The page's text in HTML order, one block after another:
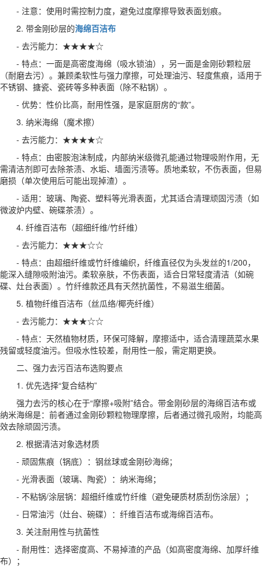
- 注意：使用时需控制力度，避免过度摩擦导致表面划痕。
2. 带金刚砂层的海绵百洁布
- 去污能力：★★★★☆
- 特点：一面是高密度海绵（吸水锁油），另一面是金刚砂颗粒层
（耐磨去污）。兼顾柔软性与强力摩擦，可处理油污、轻度焦痕，适用于
不锈钢、搪瓷、瓷砖等多种表面（除不粘锅）。
- 优势：性价比高，耐用性强，是家庭厨房的“款”。
3. 纳米海绵（魔术擦）
- 去污能力：★★★★☆
- 特点：由密胺泡沫制成，内部纳米级微孔能通过物理吸附作用，无
需清洁剂即可去除茶渍、水垢、墙面污渍等。质地柔软，不伤表面，但易
磨损（单次使用后可能出现掉渣）。
- 适用：玻璃、陶瓷、塑料等光滑表面，尤其适合清理顽固污渍（如
微波炉内壁、碗碟茶渍）。
4. 纤维百洁布（超细纤维/竹纤维）
- 去污能力：★★★☆☆
- 特点：由超细纤维或竹纤维编织，纤维直径仅为头发丝的1/200，
能深入缝隙吸附油污。柔软亲肤，不伤表面，适合日常轻度清洁（如碗
碟、灶台表面）。竹纤维款还具有天然抗菌性，不易滋生细菌。
5. 植物纤维百洁布（丝瓜络/椰壳纤维）
- 去污能力：★★★☆☆
- 特点：天然植物材质，环保可降解，摩擦适中，适合清理蔬菜水果
残留或轻度油污。但吸水性较差，耐用性一般，需定期更换。
二、强力去污百洁布选购要点
1. 优先选择“复合结构”
强力去污的核心在于“摩擦+吸附”结合。带金刚砂层的海绵百洁布或
纳米海绵是：前者通过金刚砂颗粒物理摩擦，后者通过微孔吸附，均能高
效去除顽固污渍。
2. 根据清洁对象选材质
- 顽固焦痕（锅底）：钢丝球或金刚砂海绵；
- 光滑表面（玻璃、陶瓷）：纳米海绵；
- 不粘锅/涂层锅：超细纤维或竹纤维（避免硬质材质刮伤涂层）；
- 日常油污（灶台、碗碟）：纤维百洁布或海绵百洁布。
3. 关注耐用性与抗菌性
- 耐用性：选择密度高、不易掉渣的产品（如高密度海绵、加厚纤维
布）；